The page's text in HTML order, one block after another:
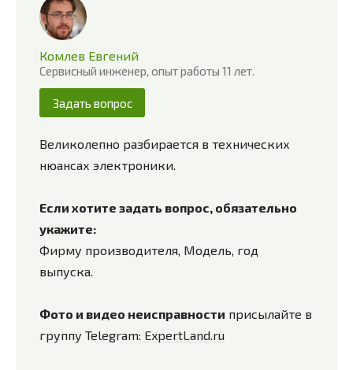
Комлев Евгений
Сервисный инженер, опыт работы 11 лет.
Задать вопрос
Великолепно разбирается в технических
нюансах электроники.
Если хотите задать вопрос, обязательно
укажите:
Фирму производителя, Модель, год
выпуска.
Фото и видео неисправности присылайте в
группу Telegram: ExpertLand.ru